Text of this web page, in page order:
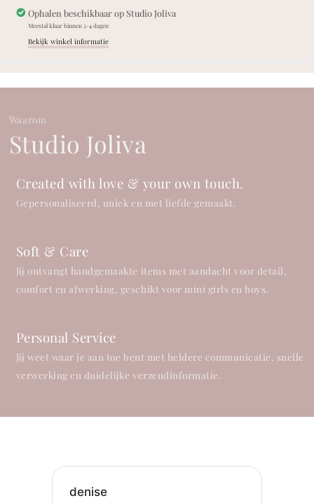
Ophalen beschikbaar opStudio Joliva
Meestal klaar binnen 2-4 dagen
Bekijk winkel informatie
Waarom
Studio Joliva
Created with love & your own touch.
Gepersonaliseerd, uniek en met liefde gemaakt.
Soft & Care
Jij ontvangt handgemaakte items met aandacht voor detail,
comfort en afwerking, geschikt voor mini girls en boys.
Personal Service
Jij weet waar je aan toe bent met heldere communicatie, snelle
verwerking en duidelijke verzendinformatie.